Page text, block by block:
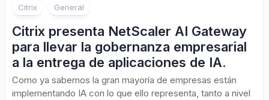
Citrix General
Citrix presenta NetScaler AI Gateway
para llevar la gobernanza empresarial
a la entrega de aplicaciones de IA.
Como ya sabemos la gran mayoría de empresas están
implementando IA con lo que ello representa, tanto a nivel